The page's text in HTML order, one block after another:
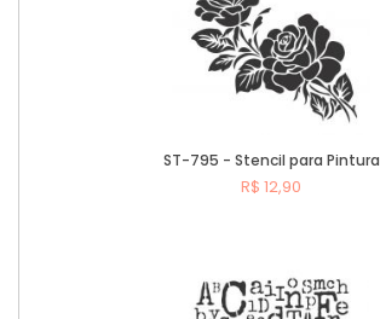
ST-795 - Stencil para Pintura
R$ 12,90